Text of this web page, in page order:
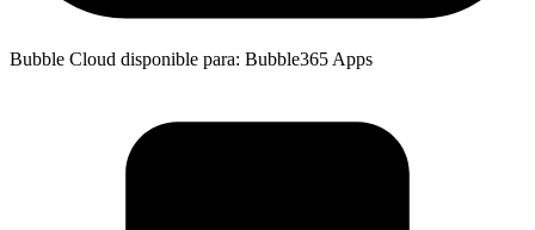
Bubble Cloud disponible para: Bubble365 Apps